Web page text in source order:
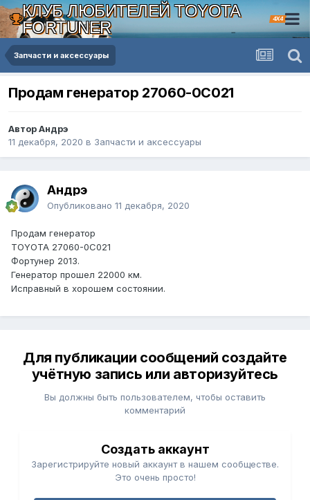
КЛУБ ЛЮБИТЕЛЕЙ TOYOTA
FORTUNER
4X4
Запчасти и аксессуары
Продам генератор 27060-0С021
Автор Андрэ
11 декабря, 2020 в Запчасти и аксессуары
Андрэ
Опубликовано 11 декабря, 2020
Продам генератор
TOYOTA 27060-0С021
Фортунер 2013.
Генератор прошел 22000 км.
Исправный в хорошем состоянии.
Для публикации сообщений создайте
учётную запись или авторизуйтесь
Вы должны быть пользователем, чтобы оставить
комментарий
Создать аккаунт
Зарегистрируйте новый аккаунт в нашем сообществе.
Это очень просто!